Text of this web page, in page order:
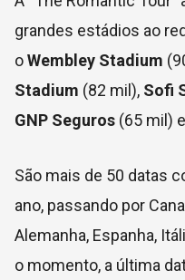
grandes estádios ao
oWembley Stadium
Stadium (82 mil), Sofi
GNP Seguros (65 mil)
São mais de 50 datas
ano, passando por
Alemanha, Espanha,
o momento, a última